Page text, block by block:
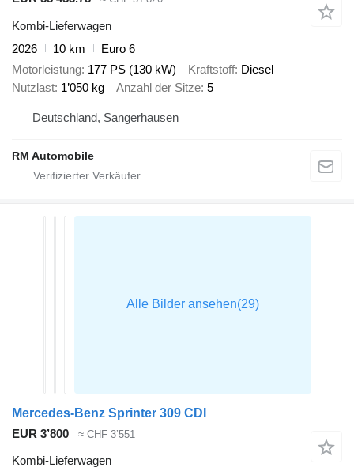
Kombi-Lieferwagen
2026
10 km
Euro 6
Motorleistung 177 PS (130 kW) Kraftstoff Diesel
Nutzlast 1’050 kg Anzahl der Sitze 5
Deutschland, Sangerhausen
RM Automobile
Mercedes-Benz Sprinter 309 CDI
EUR 3’800
≈ CHF 3’551
Kombi-Lieferwagen